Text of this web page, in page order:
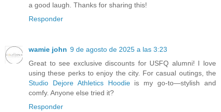
a good laugh. Thanks for sharing this!
Responder
wamie john 9 de agosto de 2025 a las 3:23
Great to see exclusive discounts for USFQ alumni! I love
using these perks to enjoy the city. For casual outings, the
Studio Dejore Athletics Hoodieis my go-to—stylish and
comfy. Anyone else tried it?
Responder